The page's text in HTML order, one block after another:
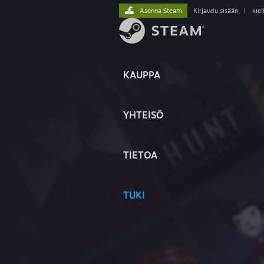
KAUPPA
YHTEISÖ
TIETOA
TUKI
Asenna Steam Kirjaudu sisään kieli